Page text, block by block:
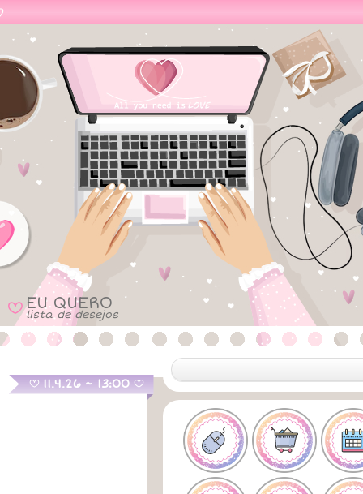
B EU QUERO
lista de desejos
B 11.4.26 ~ 13:00 B